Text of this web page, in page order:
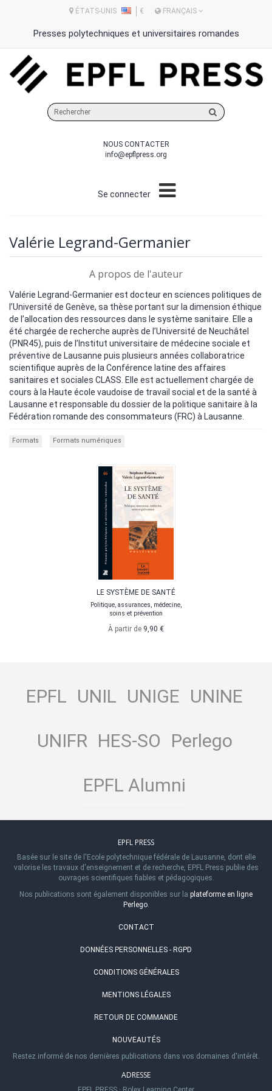
ÉTATS-UNIS € FRANÇAIS
Presses polytechniques et universitaires romandes
sur
site
NOUS CONTACTER
info@epflpress.org
Se connecter
Valérie Legrand-Germanier
A propos de l'auteur
Valérie Legrand-Germanier est docteur en sciences politiques de
l’Université de Genève, sa thèse portant sur la dimension éthique
de l’allocation des ressources dans le système sanitaire. Elle a
été chargée de recherche auprès de l’Université de Neuchâtel
(PNR45), puis de l’Institut universitaire de médecine sociale et
préventive de Lausanne puis plusieurs années collaboratrice
scientifique auprès de la Conférence latine des affaires
sanitaires et sociales CLASS. Elle est actuellement chargée de
cours à la Haute école vaudoise de travail social et de la santé à
Lausanne et responsable du dossier de la politique sanitaire à la
Fédération romande des consommateurs (FRC) à Lausanne.
Formats Formats numériques
LE SYSTÈME DE SANTÉ
Politique, assurances, médecine,
soins et prévention
À partir de 9,90 €
EPFL UNIL UNIGE UNINE
UNIFR HES-SO Perlego
EPFL Alumni
EPFL PRESS
Basée sur le site de l'Ecole polytechnique fédérale de Lausanne, dont elle
valorise les travaux d'enseignement et de recherche, EPFL Press publie des
ouvrages scientifiques fiables et pédagogiques.
Nos publications sont également disponibles sur la plateforme en ligne
Perlego.
CONTACT
DONNÉES PERSONNELLES - RGPD
CONDITIONS GÉNÉRALES
MENTIONS LÉGALES
RETOUR DE COMMANDE
NOUVEAUTÉS
Restez informé de nos dernières publications dans vos domaines d'intérêt.
ADRESSE